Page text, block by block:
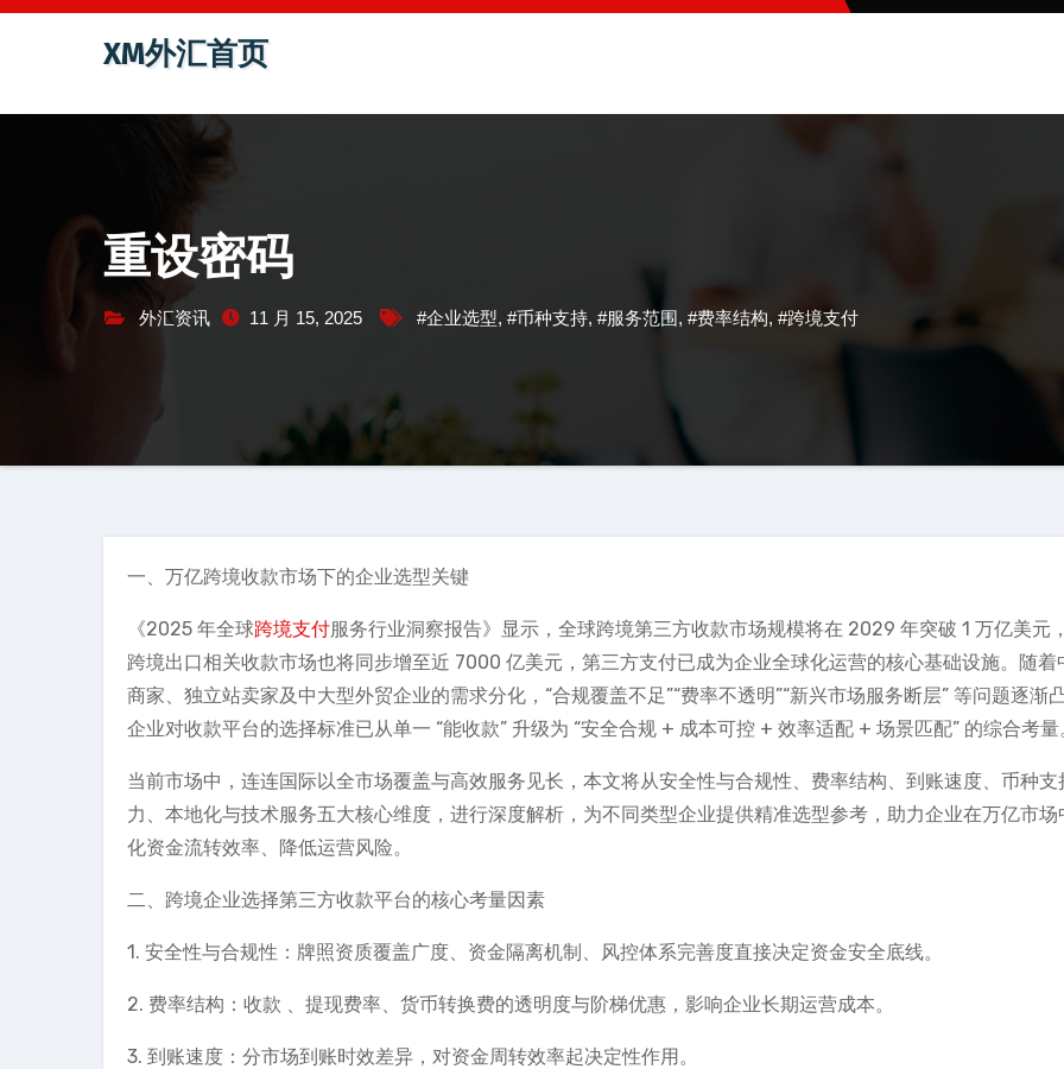
跳
容
XM外汇首页
重设密码
外汇资讯 11 月 15, 2025 #企业选型, #币种支持, #服务范围, #费率结构, #跨境支付
一、万亿跨境收款市场下的企业选型关键
《2025 年全球跨境支付服务行业洞察报告》显示，全球跨境第三方收款市场规模将在 2029 年突破 1 万亿美元
跨境出口相关收款市场也将同步增至近 7000 亿美元，第三方支付已成为企业全球化运营的核心基础设施。随着
商家、独立站卖家及中大型外贸企业的需求分化，“合规覆盖不足”“费率不透明”“新兴市场服务断层” 等问题逐渐
企业对收款平台的选择标准已从单一 “能收款” 升级为 “安全合规 + 成本可控 + 效率适配 + 场景匹配” 的综合考量
当前市场中，连连国际以全市场覆盖与高效服务见长，本文将从安全性与合规性、费率结构、到账速度、币种支
力、本地化与技术服务五大核心维度，进行深度解析，为不同类型企业提供精准选型参考，助力企业在万亿市场
化资金流转效率、降低运营风险。
二、跨境企业选择第三方收款平台的核心考量因素
1. 安全性与合规性：牌照资质覆盖广度、资金隔离机制、风控体系完善度直接决定资金安全底线。
2. 费率结构：收款 、提现费率、货币转换费的透明度与阶梯优惠，影响企业长期运营成本。
3. 到账速度：分市场到账时效差异，对资金周转效率起决定性作用。